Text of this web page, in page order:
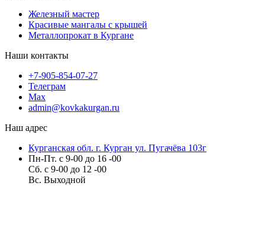
Железный мастер
Красивые мангалы с крышей
Металлопрокат в Кургане
Наши контакты
+7-905-854-07-27
Телеграм
Max
admin@kovkakurgan.ru
Наш адрес
Курганская обл. г. Курган ул. Пугачёва 103г
Пн-Пт. с 9-00 до 16 -00
Сб. с 9-00 до 12 -00
Вс. Выходной